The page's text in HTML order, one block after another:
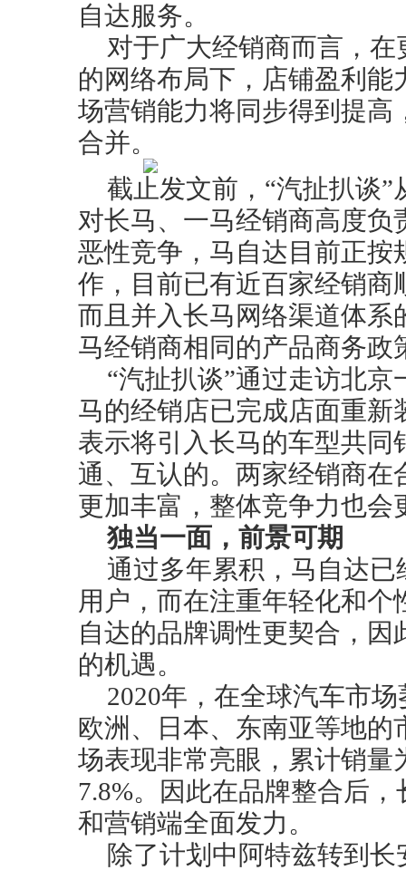
自达服务。
对于广大经销商而言，
的网络布局下，店铺盈利
场营销能力将同步得到提
合并。
截止发文前，“汽扯扒谈
对长马、一马经销商高度
恶性竞争，马自达目前正
作，目前已有近百家经销
而且并入长马网络渠道体
马经销商相同的产品商务政
“汽扯扒谈”通过走访北
马的经销店已完成店面重
表示将引入长马的车型共同
通、互认的。两家经销商
更加丰富，整体竞争力也会
独当一面，前景可期
通过多年累积，马自达
用户，而在注重年轻化和
自达的品牌调性更契合，
的机遇。
2020年，在全球汽车市
欧洲、日本、东南亚等地
场表现非常亮眼，累计销量
7.8%。因此在品牌整合后
和营销端全面发力。
除了计划中阿特兹转到